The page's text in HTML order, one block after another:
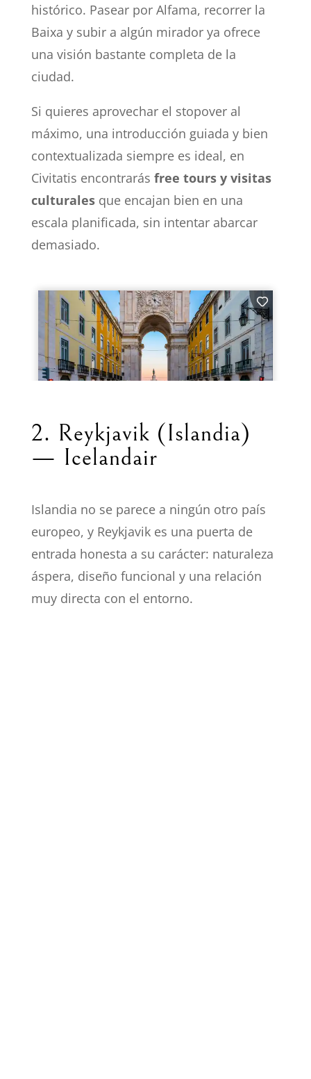
histórico. Pasear por Alfama, recorrer la
Baixa y subir a algún mirador ya ofrece
una visión bastante completa de la
ciudad.
Si quieres aprovechar el stopover al
máximo, una introducción guiada y bien
contextualizada siempre es ideal, en
Civitatis encontrarás free tours y visitas
culturalesque encajan bien en una
escala planificada, sin intentar abarcar
demasiado.
2. Reykjavik (Islandia)
— Icelandair
Islandia no se parece a ningún otro país
europeo, y Reykjavik es una puerta de
entrada honesta a su carácter: naturaleza
áspera, diseño funcional y una relación
muy directa con el entorno.